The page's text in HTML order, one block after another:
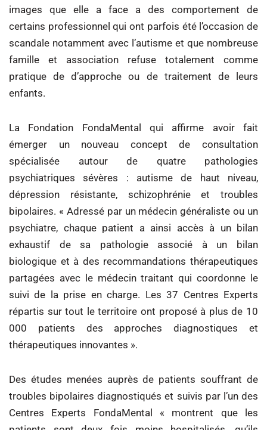
images que elle a face a des comportement de
certains professionnel qui ont parfois été l’occasion de
scandale notamment avec l’autisme et que nombreuse
famille et association refuse totalement comme
pratique de d’approche ou de traitement de leurs
enfants.
La Fondation FondaMental qui affirme avoir fait
émerger un nouveau concept de consultation
spécialisée autour de quatre pathologies
psychiatriques sévères : autisme de haut niveau,
dépression résistante, schizophrénie et troubles
bipolaires. « Adressé par un médecin généraliste ou un
psychiatre, chaque patient a ainsi accès à un bilan
exhaustif de sa pathologie associé à un bilan
biologique et à des recommandations thérapeutiques
partagées avec le médecin traitant qui coordonne le
suivi de la prise en charge. Les 37 Centres Experts
répartis sur tout le territoire ont proposé à plus de 10
000 patients des approches diagnostiques et
thérapeutiques innovantes ».
Des études menées auprès de patients souffrant de
troubles bipolaires diagnostiqués et suivis par l’un des
Centres Experts FondaMental « montrent que les